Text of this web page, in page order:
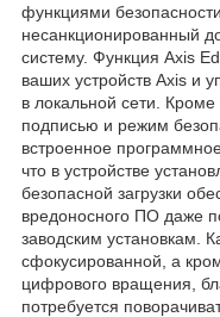
функциями
несанкционированный
систему. Функция Axis
ваших устройств Axis и
в локальной сети.
подписью и режим
встроенное
что в устройстве
безопасной загрузки
вредоносного ПО даже
заводским установкам.
сфокусированной, а
цифрового вращения,
потребуется